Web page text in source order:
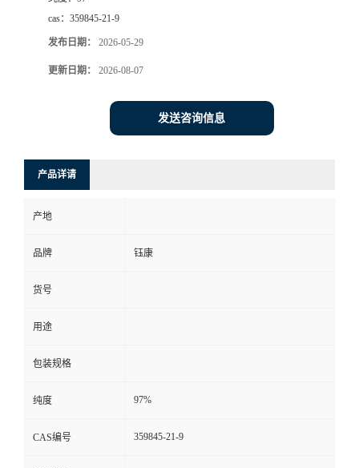
cas： 359845-21-9
发布日期： 2026-05-29
更新日期： 2026-08-07
发送咨询信息
产品详请
产地
品牌 钰康
货号
用途
包装规格
纯度 97%
CAS编号 359845-21-9